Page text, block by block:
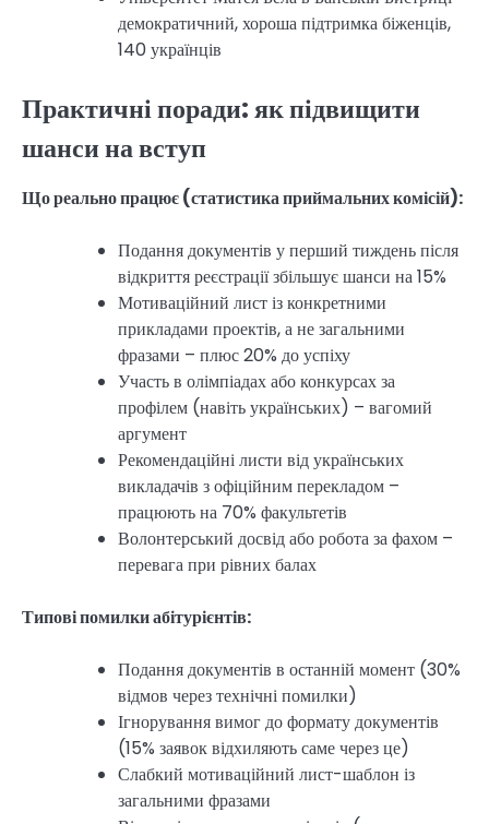
демократичний, хороша підтримка біженців,
140 українців
Практичні поради: як підвищити
шанси на вступ
Що реально працює (статистика приймальних комісій):
Подання документів у перший тиждень після
відкриття реєстрації збільшує шанси на 15%
Мотиваційний лист із конкретними
прикладами проектів, а не загальними
фразами – плюс 20% до успіху
Участь в олімпіадах або конкурсах за
профілем (навіть українських) – вагомий
аргумент
Рекомендаційні листи від українських
викладачів з офіційним перекладом –
працюють на 70% факультетів
Волонтерський досвід або робота за фахом –
перевага при рівних балах
Типові помилки абітурієнтів:
Подання документів в останній момент (30%
відмов через технічні помилки)
Ігнорування вимог до формату документів
(15% заявок відхиляють саме через це)
Слабкий мотиваційний лист-шаблон із
загальними фразами